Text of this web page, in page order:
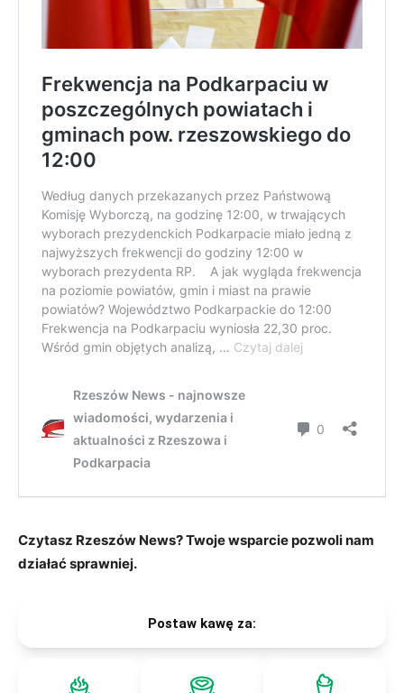
Czytasz Rzeszów News? Twoje wsparcie pozwoli nam
działać sprawniej.
Postaw kawę za: